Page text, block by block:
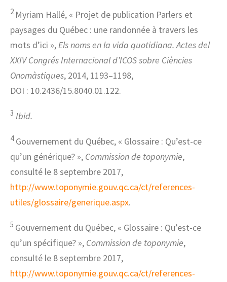
2 Myriam Hallé, « Projet de publication Parlers et
paysages du Québec : une randonnée à travers les
mots d’ici »,Els noms en la vida quotidiana. Actes del
XXIV Congrés Internacional d’ICOS sobre Ciències
Onomàstiques, 2014, 1193–1198,
DOI : 10.2436/15.8040.01.122.
3 Ibid.
4Gouvernement du Québec, « Glossaire : Qu’est-ce
qu’un générique? », Commission de toponymie,
consulté le 8 septembre 2017,
http://www.toponymie.gouv.qc.ca/ct/references-
utiles/glossaire/generique.aspx.
5 Gouvernement du Québec, « Glossaire : Qu’est-ce
qu’un spécifique? », Commission de toponymie,
consulté le 8 septembre 2017,
http://www.toponymie.gouv.qc.ca/ct/references-